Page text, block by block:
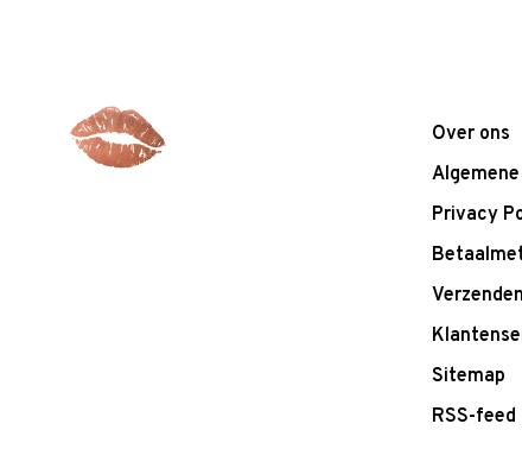
Over ons
Privacy
Sitemap
RSS-feed